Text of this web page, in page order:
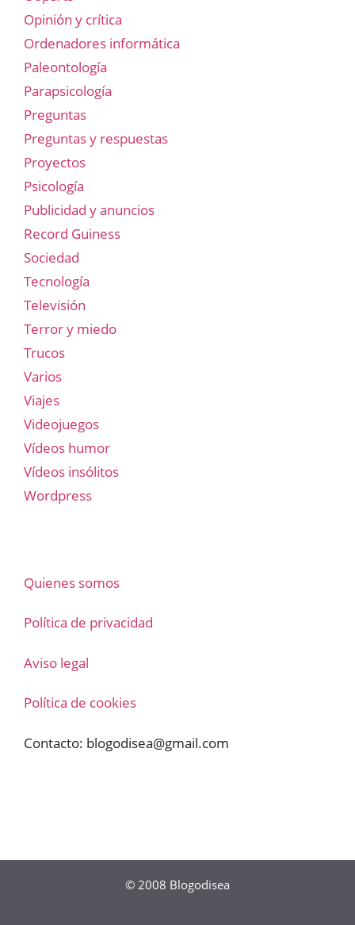
Opinión y crítica
Ordenadores informática
Paleontología
Parapsicología
Preguntas
Preguntas y respuestas
Proyectos
Psicología
Publicidad y anuncios
Record Guiness
Sociedad
Tecnología
Televisión
Terror y miedo
Trucos
Varios
Viajes
Videojuegos
Vídeos humor
Vídeos insólitos
Wordpress
Quienes somos
Política de privacidad
Aviso legal
Política de cookies
Contacto: blogodisea@gmail.com
© 2008 Blogodisea